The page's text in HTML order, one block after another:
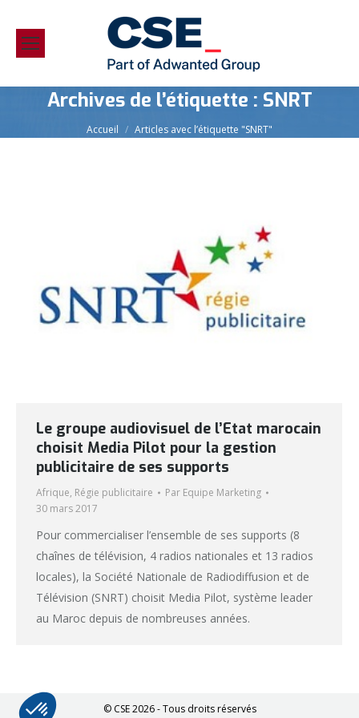
Archives de l’étiquette : SNRT
Vous êtes ici :
Accueil Articles avec l’étiquette "SNRT"
Le groupe audiovisuel de l’Etat marocain
choisit Media Pilot pour la gestion
publicitaire de ses supports
Afrique, Régie publicitaire Par Equipe Marketing
30 mars 2017
Pour commercialiser l’ensemble de ses supports (8
chaînes de télévision, 4 radios nationales et 13 radios
locales), la Société Nationale de Radiodiffusion et de
Télévision (SNRT) choisit Media Pilot, système leader
au Maroc depuis de nombreuses années.
© CSE 2026 - Tous droits réservés